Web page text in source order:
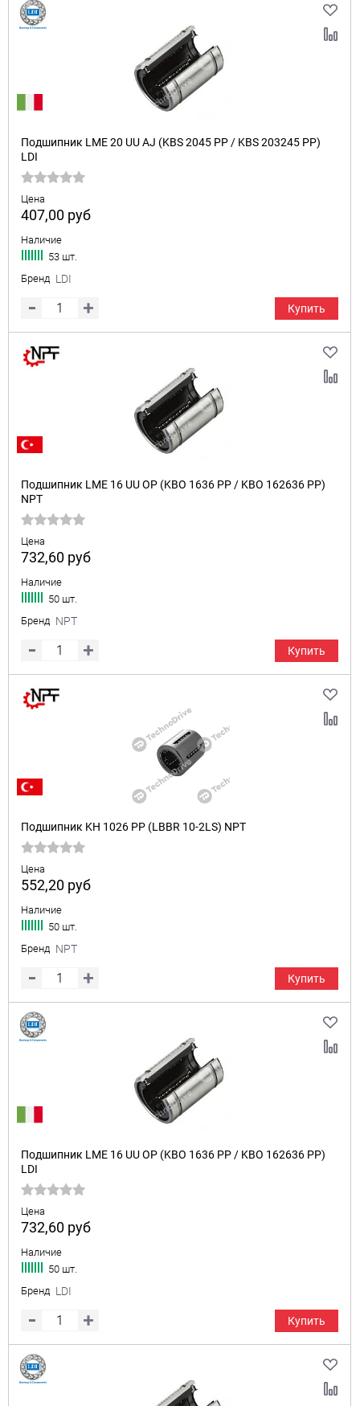
Подшипник LME 20 UU AJ (KBS 2045 PP / KBS 203245 PP)
LDI
Цена
407,00 руб
Наличие
53 шт.
Бренд LDI
Купить
Подшипник LME 16 UU OP (KBO 1636 PP / KBO 162636 PP)
NPT
Цена
732,60 руб
Наличие
50 шт.
Бренд NPT
Купить
Подшипник KH 1026 PP (LBBR 10-2LS) NPT
Цена
552,20 руб
Наличие
50 шт.
Бренд NPT
Купить
Подшипник LME 16 UU OP (KBO 1636 PP / KBO 162636 PP)
LDI
Цена
732,60 руб
Наличие
50 шт.
Бренд LDI
Купить